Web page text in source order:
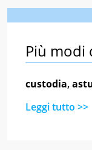
Più modi
custodia,
Leggi tutto >>